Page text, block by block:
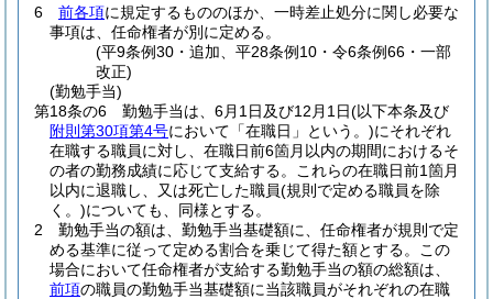
6
前各項に規定するもののほか、一時差止処分に関し必要な
事項は、任命権者が別に定める。
(平9条例30・追加、平28条例10・令6条例66・一部
改正)
(勤勉手当)
第18条の6
勤勉手当は、6月1日及び12月1日(以下本条及び
附則第30項第4号において「在職日」という。)にそれぞれ
在職する職員に対し、在職日前6箇月以内の期間におけるそ
の者の勤務成績に応じて支給する。
これらの在職日前1箇月
以内に退職し、又は死亡した職員(規則で定める職員を除
く。)についても、同様とする。
2
勤勉手当の額は、勤勉手当基礎額に、任命権者が規則で定
める基準に従って定める割合を乗じて得た額とする。
この
場合において任命権者が支給する勤勉手当の額の総額は、
前項の職員の勤勉手当基礎額に当該職員がそれぞれの在職